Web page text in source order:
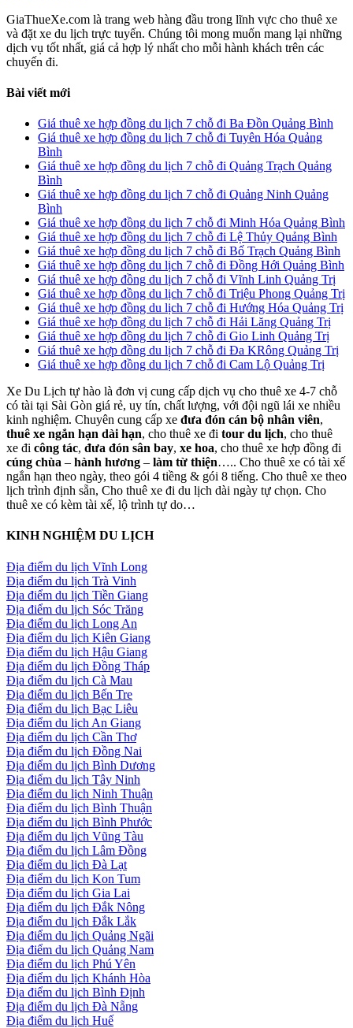
GiaThueXe.com là trang web hàng đầu trong lĩnh vực cho thuê xe
và đặt xe du lịch trực tuyến. Chúng tôi mong muốn mang lại những
dịch vụ tốt nhất, giá cả hợp lý nhất cho mỗi hành khách trên các
chuyến đi.
Bài viết mới
Giá thuê xe hợp đồng du lịch 7 chỗ đi Ba Đồn Quảng Bình
Giá thuê xe hợp đồng du lịch 7 chỗ đi Tuyên Hóa Quảng
Bình
Giá thuê xe hợp đồng du lịch 7 chỗ đi Quảng Trạch Quảng
Bình
Giá thuê xe hợp đồng du lịch 7 chỗ đi Quảng Ninh Quảng
Bình
Giá thuê xe hợp đồng du lịch 7 chỗ đi Minh Hóa Quảng Bình
Giá thuê xe hợp đồng du lịch 7 chỗ đi Lệ Thủy Quảng Bình
Giá thuê xe hợp đồng du lịch 7 chỗ đi Bố Trạch Quảng Bình
Giá thuê xe hợp đồng du lịch 7 chỗ đi Đồng Hới Quảng Bình
Giá thuê xe hợp đồng du lịch 7 chỗ đi Vĩnh Linh Quảng Trị
Giá thuê xe hợp đồng du lịch 7 chỗ đi Triệu Phong Quảng Trị
Giá thuê xe hợp đồng du lịch 7 chỗ đi Hướng Hóa Quảng Trị
Giá thuê xe hợp đồng du lịch 7 chỗ đi Hải Lăng Quảng Trị
Giá thuê xe hợp đồng du lịch 7 chỗ đi Gio Linh Quảng Trị
Giá thuê xe hợp đồng du lịch 7 chỗ đi Đa KRông Quảng Trị
Giá thuê xe hợp đồng du lịch 7 chỗ đi Cam Lộ Quảng Trị
Xe Du Lịch tự hào là đơn vị cung cấp dịch vụ cho thuê xe 4-7 chỗ
có tài tại Sài Gòn giá rẻ, uy tín, chất lượng, với đội ngũ lái xe nhiều
kinh nghiệm. Chuyên cung cấp xe đưa đón cán bộ nhân viên,
thuê xe ngắn hạn dài hạn, cho thuê xe đi tour du lịch, cho thuê
xe đi công tác, đưa đón sân bay, xe hoa, cho thuê xe hợp đồng đi
cúng chùa – hành hương – làm từ thiện….. Cho thuê xe có tài xế
ngắn hạn theo ngày, theo gói 4 tiềng & gói 8 tiếng. Cho thuê xe theo
lịch trình định sẵn, Cho thuê xe đi du lịch dài ngày tự chọn. Cho
thuê xe có kèm tài xế, lộ trình tự do…
KINH NGHIỆM DU LỊCH
Địa điểm du lịch Vĩnh Long
Địa điểm du lịch Trà Vinh
Địa điểm du lịch Tiền Giang
Địa điểm du lịch Sóc Trăng
Địa điểm du lịch Long An
Địa điểm du lịch Kiên Giang
Địa điểm du lịch Hậu Giang
Địa điểm du lịch Đồng Tháp
Địa điểm du lịch Cà Mau
Địa điểm du lịch Bến Tre
Địa điểm du lịch Bạc Liêu
Địa điểm du lịch An Giang
Địa điểm du lịch Cần Thơ
Địa điểm du lịch Đồng Nai
Địa điểm du lịch Bình Dương
Địa điểm du lịch Tây Ninh
Địa điểm du lịch Ninh Thuận
Địa điểm du lịch Bình Thuận
Địa điểm du lịch Bình Phước
Địa điểm du lịch Vũng Tàu
Địa điểm du lịch Lâm Đồng
Địa điểm du lịch Đà Lạt
Địa điểm du lịch Kon Tum
Địa điểm du lịch Gia Lai
Địa điểm du lịch Đắk Nông
Địa điểm du lịch Đắk Lắk
Địa điểm du lịch Quảng Ngãi
Địa điểm du lịch Quảng Nam
Địa điểm du lịch Phú Yên
Địa điểm du lịch Khánh Hòa
Địa điểm du lịch Bình Định
Địa điểm du lịch Đà Nẵng
Địa điểm du lịch Huế